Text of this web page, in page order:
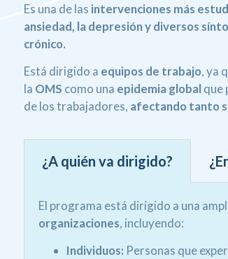
Es una de las intervenciones más
ansiedad, la depresión y diversos
crónico.
Está dirigido a equipos de trabajo, ya
la OMS como una epidemia global que
de los trabajadores, afectando tanto
¿A quién va dirigido?
El programa está dirigido a una
organizaciones, incluyendo:
Individuos: Personas que